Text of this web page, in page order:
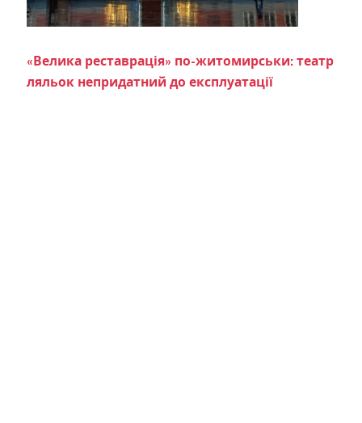
«Велика реставрація» по-житомирськи: театр
ляльок непридатний до експлуатації